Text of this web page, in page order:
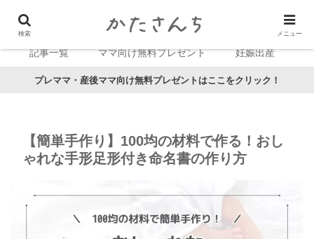
記事一覧 ママ向け無料プレゼント 妊娠出産
プレママ・産後ママ向け無料プレゼントはここをクリック！
【簡単手作り】100均の材料で作る！おし
ゃれな手形足形付き命名書の作り方
検索 メニュー